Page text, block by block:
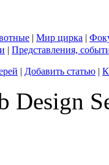
| Мир цирка |
| Представления,
| Добавить статью |
Design